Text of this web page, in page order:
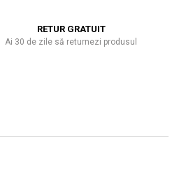
RETUR GRATUIT
Ai 30 de zile să returnezi produsul